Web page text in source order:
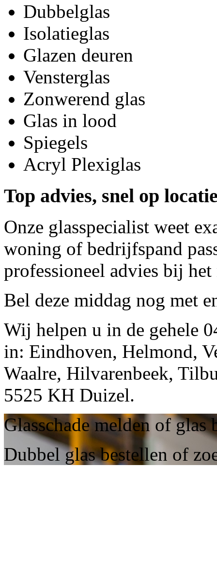
Dubbelglas
Isolatieglas
Glazen deuren
Vensterglas
Zonwerend glas
Glas in lood
Spiegels
Acryl Plexiglas
Top advies, snel op
Onze glasspecialist weet
woning of bedrijfspand
professioneel advies bij
Bel deze middag nog met
Wij helpen u in de gehele
in: Eindhoven, Helmond,
Waalre, Hilvarenbeek,
5525 KH Duizel.
Glasschade melden of glas
Dubbel glas bestellen of